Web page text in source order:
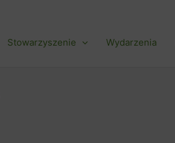
Stowarzyszenie Wydarzenia